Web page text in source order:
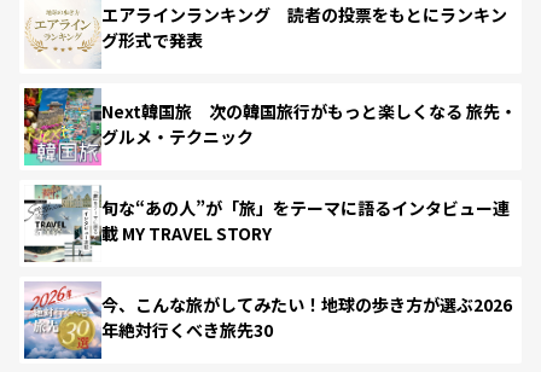
エアラインランキング 読者の投票をもとにランキン
グ形式で発表
Next韓国旅 次の韓国旅行がもっと楽しくなる 旅先・
グルメ・テクニック
旬な“あの人”が「旅」をテーマに語るインタビュー連
載 MY TRAVEL STORY
今、こんな旅がしてみたい！地球の歩き方が選ぶ2026
年絶対行くべき旅先30